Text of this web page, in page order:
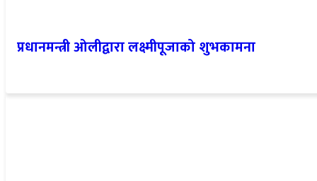
प्रधानमन्त्री ओलीद्वारा लक्ष्मीपूजाको शुभकामना